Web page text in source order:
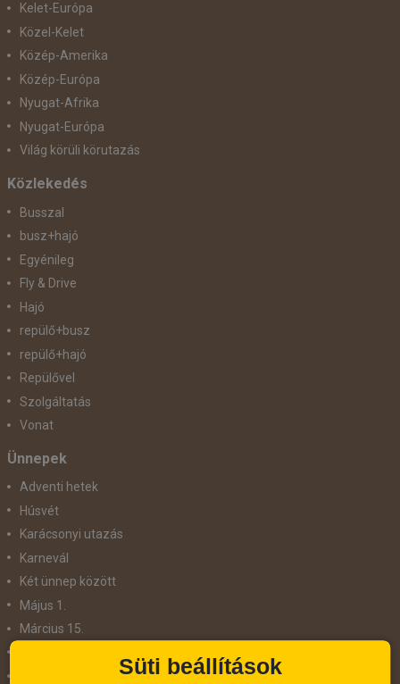
Kelet-Európa
Közel-Kelet
Közép-Amerika
Közép-Európa
Nyugat-Afrika
Nyugat-Európa
Világ körüli körutazás
Közlekedés
Busszal
busz+hajó
Egyénileg
Fly & Drive
Hajó
repülő+busz
repülő+hajó
Repülővel
Szolgáltatás
Vonat
Ünnepek
Adventi hetek
Húsvét
Karácsonyi utazás
Karnevál
Két ünnep között
Május 1.
Március 15.
Süti beállítások